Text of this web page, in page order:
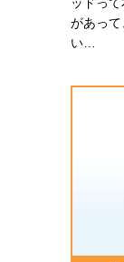
があっ
い…